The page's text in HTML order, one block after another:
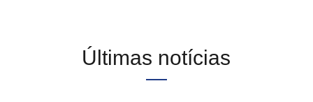
Últimas notícias